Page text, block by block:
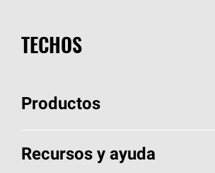
TECHOS
Productos
Elija sus tejas
Recursos y ayuda